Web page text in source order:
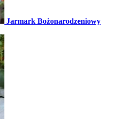
Jarmark Bożonarodzeniowy